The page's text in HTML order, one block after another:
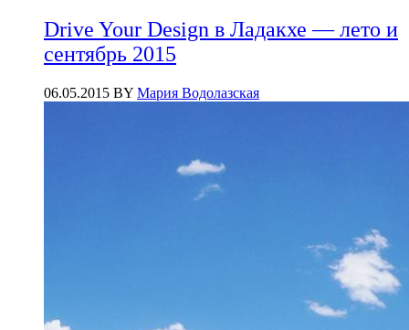
Drive Your Design в Ладакхе — лето и
сентябрь 2015
06.05.2015 BY Мария Водолазская